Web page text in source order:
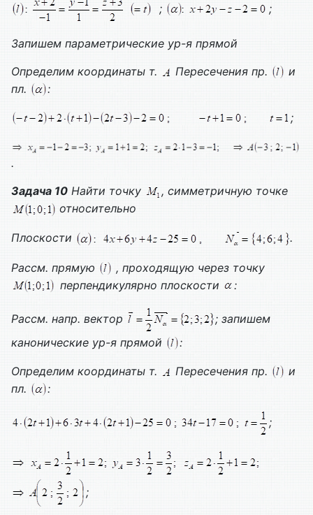
; ;
Запишем параметрические ур-я прямой
Определим координаты т.
Пересечения пр.
и
пл.
:
;
.
Задача 10 Найти точку
, симметричную точке
относительно
Плоскости .
Рассм. прямую
, проходящую через точку
перпендикулярно плоскости
:
Рассм. напр. вектор
; запишем
канонические ур-я прямой
:
Определим координаты т. Пересечения пр.
и
пл.
:
;
;